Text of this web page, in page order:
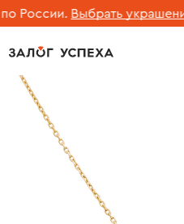
России. Выбрать украшение